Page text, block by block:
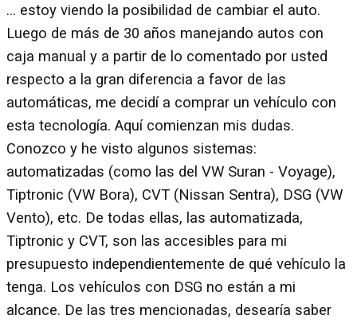
… estoy viendo la posibilidad de cambiar el auto.
Luego de más de 30 años manejando autos con
caja manual y a partir de lo comentado por usted
respecto a la gran diferencia a favor de las
automáticas, me decidí a comprar un vehículo con
esta tecnología. Aquí comienzan mis dudas.
Conozco y he visto algunos sistemas:
automatizadas (como las del VW Suran - Voyage),
Tiptronic (VW Bora), CVT (Nissan Sentra), DSG (VW
Vento), etc. De todas ellas, las automatizada,
Tiptronic y CVT, son las accesibles para mi
presupuesto independientemente de qué vehículo la
tenga. Los vehículos con DSG no están a mi
alcance. De las tres mencionadas, desearía saber